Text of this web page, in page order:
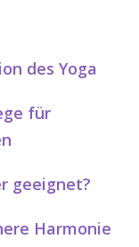
des Yoga
für
geeignet?
Harmonie